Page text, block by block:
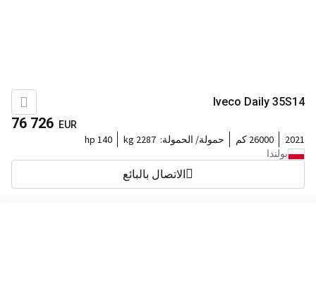
Iveco Daily 35S14
76 726 EUR
2021 26000 كم حمولة/ الحمولة:
140 hp
بولندا
الاتصال بالبائع